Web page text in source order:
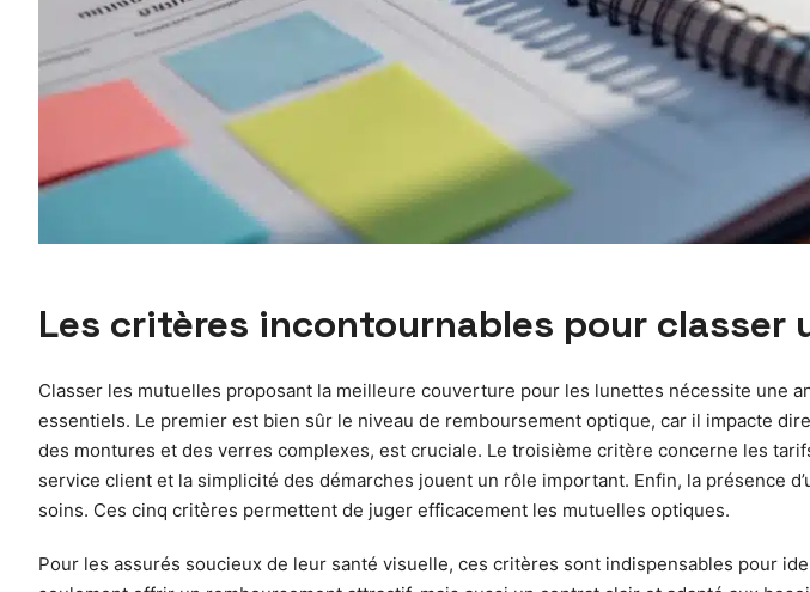
Les critères incontournables pour classer
Classer les mutuelles proposant la meilleure couverture pour les lunettes nécessite une
essentiels. Le premier est bien sûr le niveau de remboursement optique, car il impacte
des montures et des verres complexes, est cruciale. Le troisième critère concerne les
service client et la simplicité des démarches jouent un rôle important. Enfin, la présence
soins. Ces cinq critères permettent de juger efficacement les mutuelles optiques.
Pour les assurés soucieux de leur santé visuelle, ces critères sont indispensables pour